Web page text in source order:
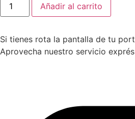
Añadir al carrito
Si tienes rota la pantalla de tu
Aprovecha nuestro servicio